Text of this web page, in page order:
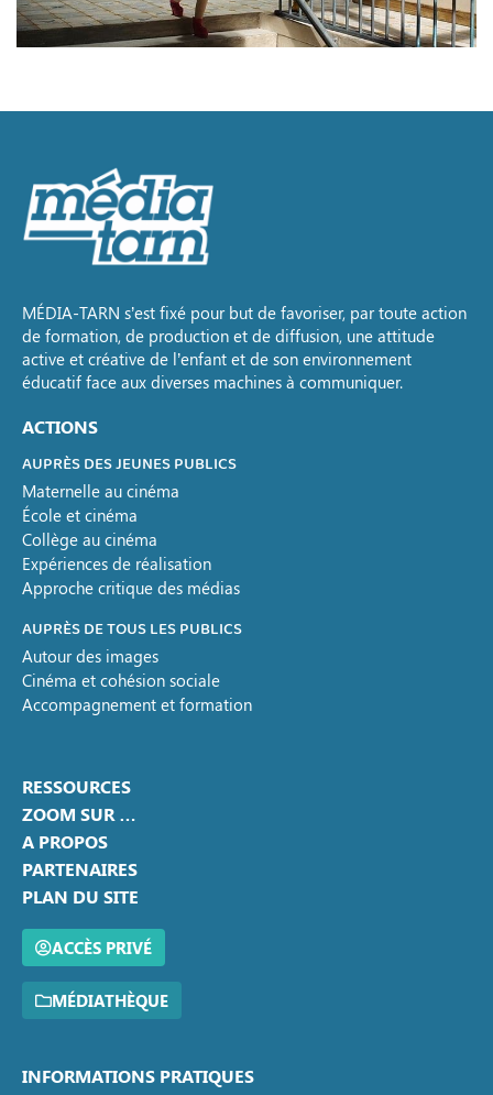
MÉDIA-TARN s’est fixé pour but de favoriser, par toute action
de formation, de production et de diffusion, une attitude
active et créative de l’enfant et de son environnement
éducatif face aux diverses machines à communiquer.
ACTIONS
AUPRÈS DES JEUNES PUBLICS
Maternelle au cinéma
École et cinéma
Collège au cinéma
Expériences de réalisation
Approche critique des médias
AUPRÈS DE TOUS LES PUBLICS
Autour des images
Cinéma et cohésion sociale
Accompagnement et formation
RESSOURCES
ZOOM SUR …
A PROPOS
PARTENAIRES
PLAN DU SITE
ACCÈS PRIVÉ
MÉDIATHÈQUE
INFORMATIONS PRATIQUES